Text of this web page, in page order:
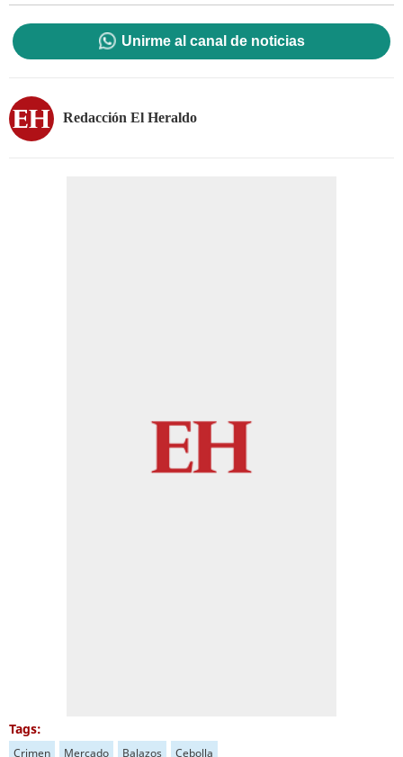
Unirme al canal de noticias
Redacción El Heraldo
Tags:
Crimen Mercado Balazos Cebolla